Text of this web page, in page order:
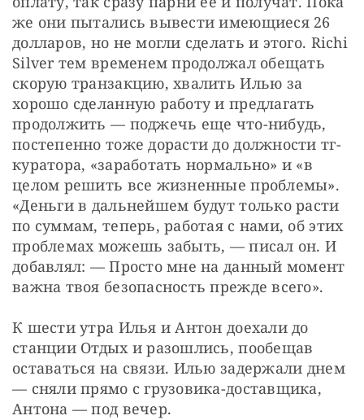
же они пытались вывести имеющиеся 26
долларов, но не могли сделать и этого. Richi
Silver тем временем продолжал обещать
скорую транзакцию, хвалить Илью за
хорошо сделанную работу и предлагать
продолжить — поджечь еще что-нибудь,
постепенно тоже дорасти до должности тг-
куратора, «заработать нормально» и «в
целом решить все жизненные проблемы».
«Деньги в дальнейшем будут только расти
по суммам, теперь, работая с нами, об этих
проблемах можешь забыть, — писал он. И
добавлял: — Просто мне на данный момент
важна твоя безопасность прежде всего».
К шести утра Илья и Антон доехали до
станции Отдых и разошлись, пообещав
оставаться на связи. Илью задержали днем
— сняли прямо с грузовика-доставщика,
Антона — под вечер.